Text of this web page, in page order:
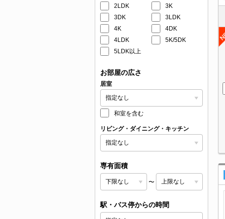
2LDK
3K
3DK
3LDK
4K
4DK
4LDK
5K/5DK
5LDK以上
お部屋の広さ
居室
和室を含む
リビング・ダイニング・キッチン
専有面積
〜
駅・バス停からの時間